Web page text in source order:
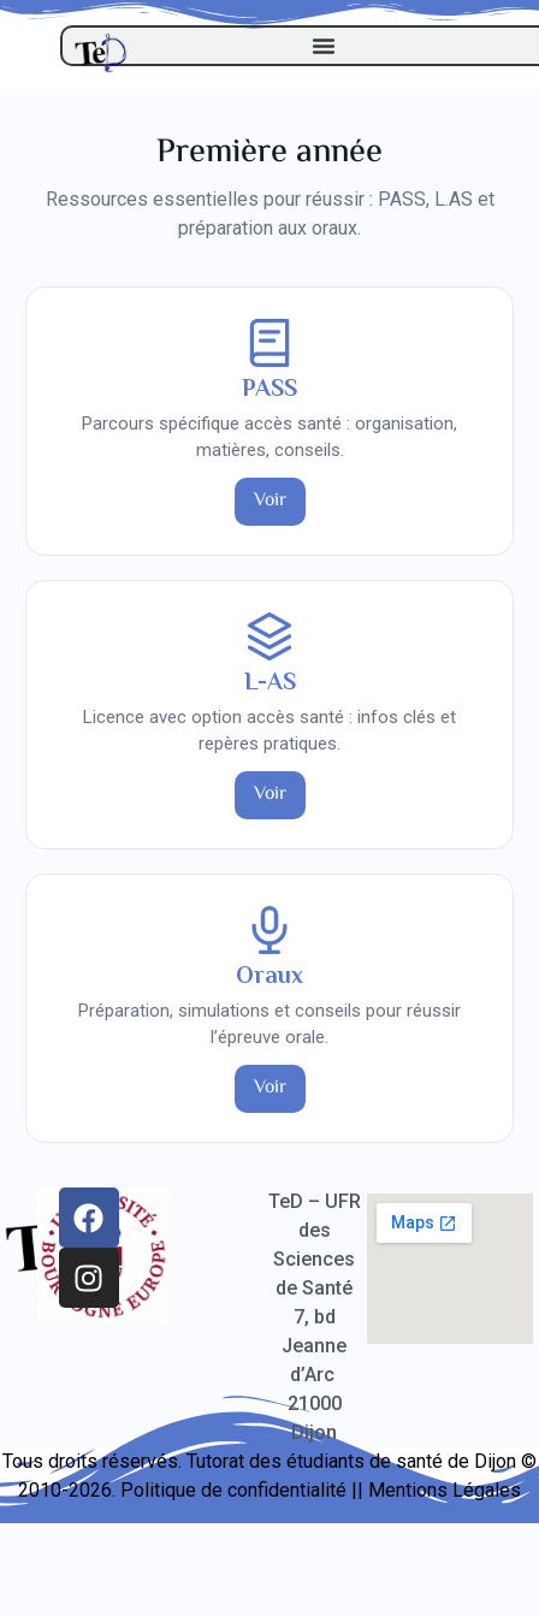
Première année
Ressources essentielles pour réussir : PASS, L.AS et
préparation aux oraux.
PASS
Parcours spécifique accès santé : organisation,
matières, conseils.
Voir
L-AS
Licence avec option accès santé : infos clés et
repères pratiques.
Voir
Oraux
Préparation, simulations et conseils pour réussir
l’épreuve orale.
Voir
TeD – UFR
des
Sciences
de Santé
7, bd
Jeanne
d’Arc
21000
Dijon
Tous droits réservés. Tutorat des étudiants de santé de Dijon ©
2010-2026. Politique de confidentialité || Mentions Légales